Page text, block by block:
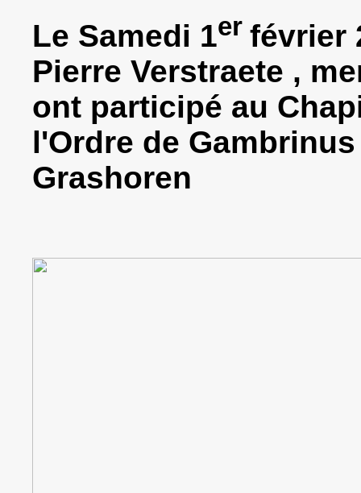
Le Samedi 1er février
Pierre Verstraete ,
ont participé au
l'Ordre de
Grashoren